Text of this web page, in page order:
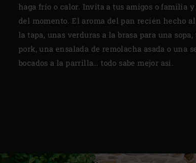
haga frío o calor. Invita a tus amigos o familia
del momento. El aroma del pan recién hecho
la tapa, unas verduras a la brasa para una
pork, una ensalada de remolacha asada o una
bocados a la parrilla… todo sabe mejor así.